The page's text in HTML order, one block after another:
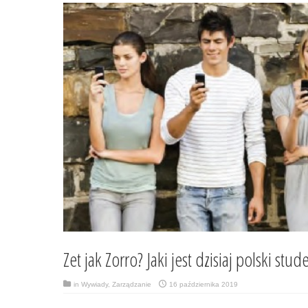
Zet jak Zorro? Jaki jest dzisiaj polski
in Wywiady, Zarządzanie 16 października 2019